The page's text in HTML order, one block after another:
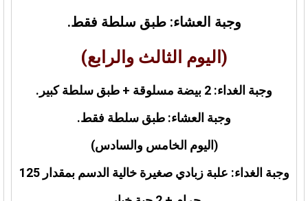
وجبة العشاء: طبق سلطة فقط.
(اليوم الثالث والرابع)
وجبة الغداء: 2 بيضة مسلوقة + طبق سلطة كبير.
وجبة العشاء: طبق سلطة فقط.
(اليوم الخامس والسادس)
وجبة الغداء: علبة زبادي صغيرة خالية الدسم بمقدار 125